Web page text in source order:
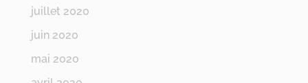
juillet 2020
juin 2020
mai 2020